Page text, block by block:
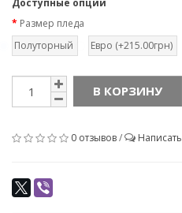
Доступные опции
Размер пледа
Полуторный
Евро (+215.00грн)
В КОРЗИНУ
0 отзывов/